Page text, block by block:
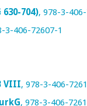
704), 978-3-
3-406-72607-1
VIII, 978-3-406-
, 978-3-406-